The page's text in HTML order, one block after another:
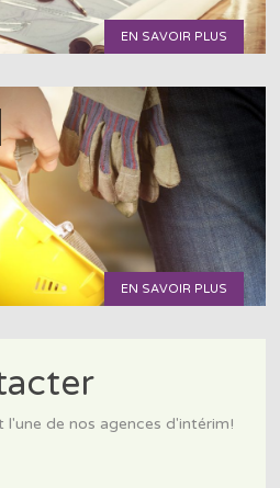
EN SAVOIR PLUS
EN SAVOIR PLUS
de nos agences d'intérim!